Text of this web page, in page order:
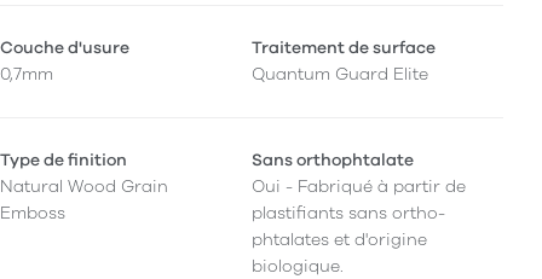
Couche d'usure
0,7mm
Traitement de surface
Quantum Guard Elite
Type de finition
Natural Wood Grain
Emboss
Sans orthophtalate
Oui - Fabriqué à partir de
plastifiants sans ortho-
phtalates et d'origine
biologique.